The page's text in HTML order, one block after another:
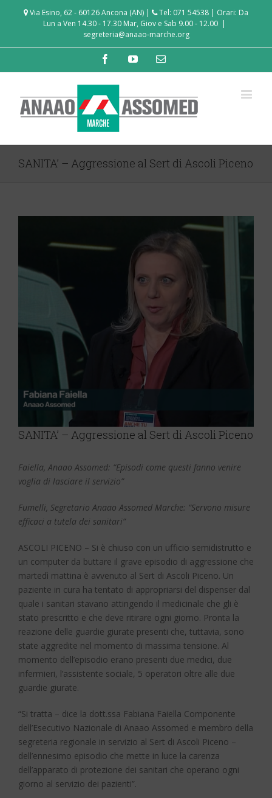
Via Esino, 62 - 60126 Ancona (AN) |
Tel: 071 54538 | Orari: Da
Lun a Ven 14.30 - 17.30 Mar, Giov e Sab 9.00 - 12.00 |
segreteria@anaao-marche.org
FacebookYoutubeEmail
SANITA’ – Aggressione al Sert di Ascoli Piceno
SANITA’ – Aggressione al Sert di Ascoli Piceno
Faiella, Anaao Assomed: “Episodi come questi fanno venire
voglia di lasciare il servizio”
Fumelli, Segretario Anaao Assomed Marche: “Servono misure
efficaci a tutela dei sanitari”
ASCOLI PICENO – Si è chiuso con un ufficio semidistrutto e
un computer da buttare il grave episodio di aggressione che
martedì mattina è avvenuto al Sert di Ascoli Piceno. Un
paziente in cura ha tentato di appropriarsi del dispenser dal
quale i sanitari stavano attingendo il medicinale che gli è
stato prescritto e che deve ritirare ogni giorno. Pronta la
reazione delle guardie giurate presenti che, tuttavia, sono
state aggredite nel momento di massima tensione. Al
momento dell’episodio erano presenti due medici, due
infermieri, l’assistente sociale, 5 operatori oltre alle due
guardie giurate.
“Si tratta – dice la dott.ssa Fabiana Faiella Componente
dell’Esecutivo Nazionale di Anaao Assomed e membro della
segreteria regionale in servizio al Sert di Ascoli Piceno –
dell’ennesimo episodio che mette in luce la carenza
dell’apparato di protezione dei sanitari che operano ogni
giorno al servizio dei pazienti”.